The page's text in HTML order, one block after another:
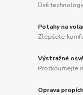
Dvě
Potahy na
Zlepšete
Výstražné
Prozkoumejte
Oprava